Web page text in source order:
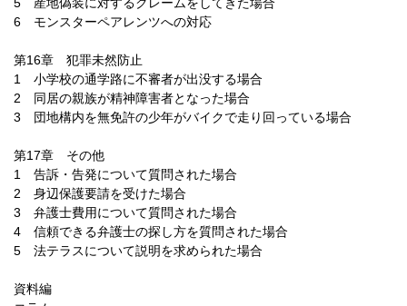
6 モンスターペアレンツへの対応
第16章 犯罪未然防止
1 小学校の通学路に不審者が出没する場合
2 同居の親族が精神障害者となった場合
3 団地構内を無免許の少年がバイクで走り回っている場合
第17章 その他
1 告訴・告発について質問された場合
2 身辺保護要請を受けた場合
3 弁護士費用について質問された場合
4 信頼できる弁護士の探し方を質問された場合
5 法テラスについて説明を求められた場合
資料編